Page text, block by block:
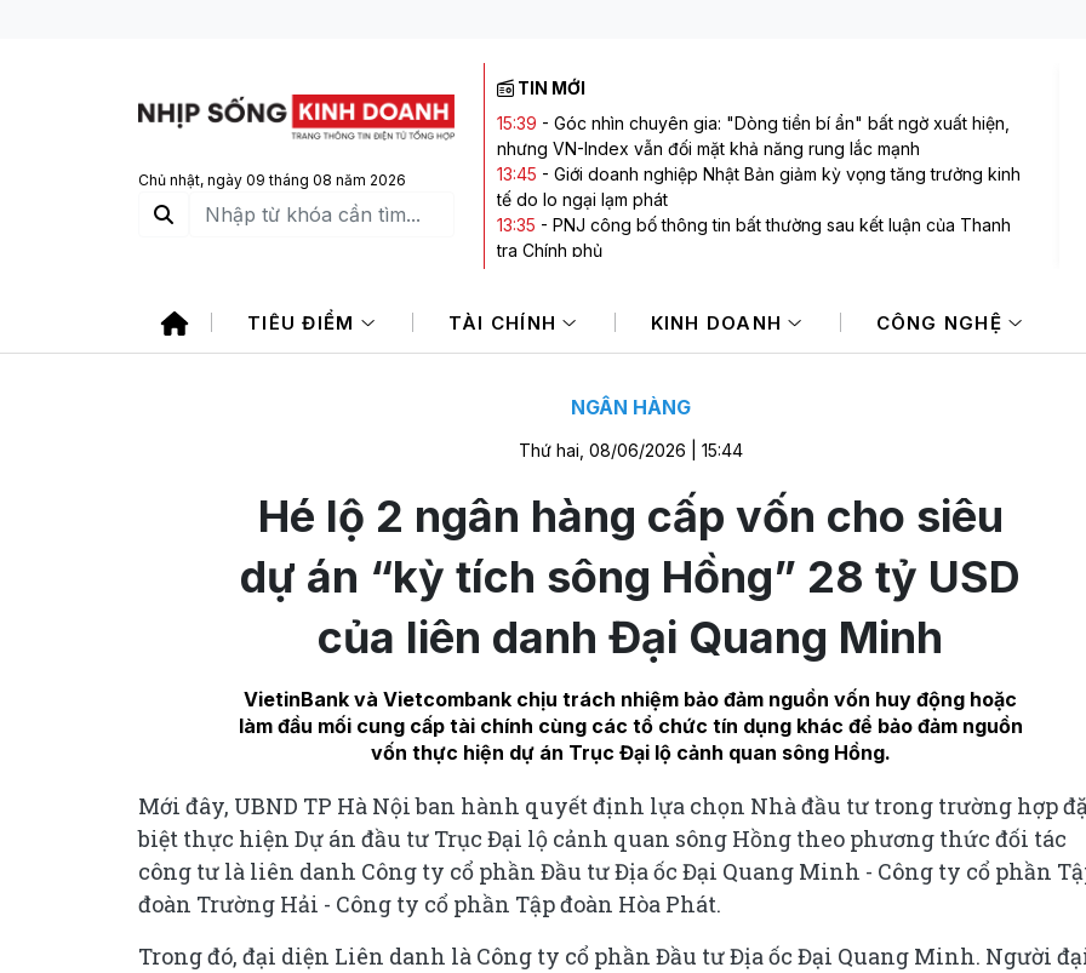
Chủ nhật, ngày 09 tháng 08 năm 2026
TIN MỚI
15:39 - Góc nhìn chuyên gia: "Dòng tiền bí ẩn" bất ngờ xuất hiện,
nhưng VN-Index vẫn đối mặt khả năng rung lắc mạnh
13:45 - Giới doanh nghiệp Nhật Bản giảm kỳ vọng tăng trưởng kinh
tế do lo ngại lạm phát
13:35 - PNJ công bố thông tin bất thường sau kết luận của Thanh
tra Chính phủ
13:25-Mi Hồng - tiệm vàng lâu đời bậc nhất TP.HCM lên tiếng sau
kết luận của Thanh tra Chính phủ
doanh của doanh nghiệp Mỹ
TIÊU ĐIỂM TÀI CHÍNH KINH DOANH CÔNG NGHỆ
NGÂN HÀNG
Thứ hai, 08/06/2026 | 15:44
Hé lộ 2 ngân hàng cấp vốn cho siêu
dự án “kỳ tích sông Hồng” 28 tỷ USD
của liên danh Đại Quang Minh
VietinBank và Vietcombank chịu trách nhiệm bảo đảm nguồn vốn huy động hoặc
làm đầu mối cung cấp tài chính cùng các tổ chức tín dụng khác để bảo đảm nguồn
vốn thực hiện dự án Trục Đại lộ cảnh quan sông Hồng.
Mới đây, UBND TP Hà Nội ban hành quyết định lựa chọn Nhà đầu tư trong trường hợp
biệt thực hiện Dự án đầu tư Trục Đại lộ cảnh quan sông Hồng theo phương thức đối tác
công tư là liên danh Công ty cổ phần Đầu tư Địa ốc Đại Quang Minh - Công ty cổ phần
đoàn Trường Hải - Công ty cổ phần Tập đoàn Hòa Phát.
Trong đó, đại diện Liên danh là Công ty cổ phần Đầu tư Địa ốc Đại Quang Minh. Người